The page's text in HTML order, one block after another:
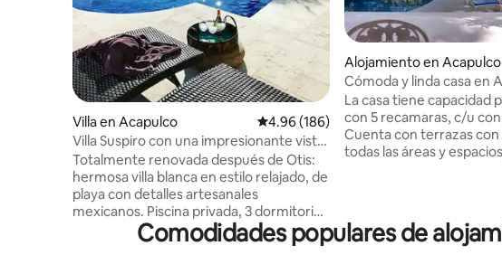
Villa en Acapulco Calificación promedio: 4.96 de 5, 186
4.96 (186)
Villa Suspiro con una impresionante vista
del Pacífico
Totalmente renovada después de Otis:
hermosa villa blanca en estilo relajado, de
playa con detalles artesanales
mexicanos. Piscina privada, 3 dormitorios
con aire acondicionado, 2 estudios, sala
de estar y comedor, todos con vistas
Alojamiento en Acapulco
Cómoda y linda casa en
dela Diana
La casa tiene capacidad
con 5 recamaras, c/u
Cuenta con terrazas
todas las áreas y
no es compartida.
esparcimiento, amplio
Comodidades populares de